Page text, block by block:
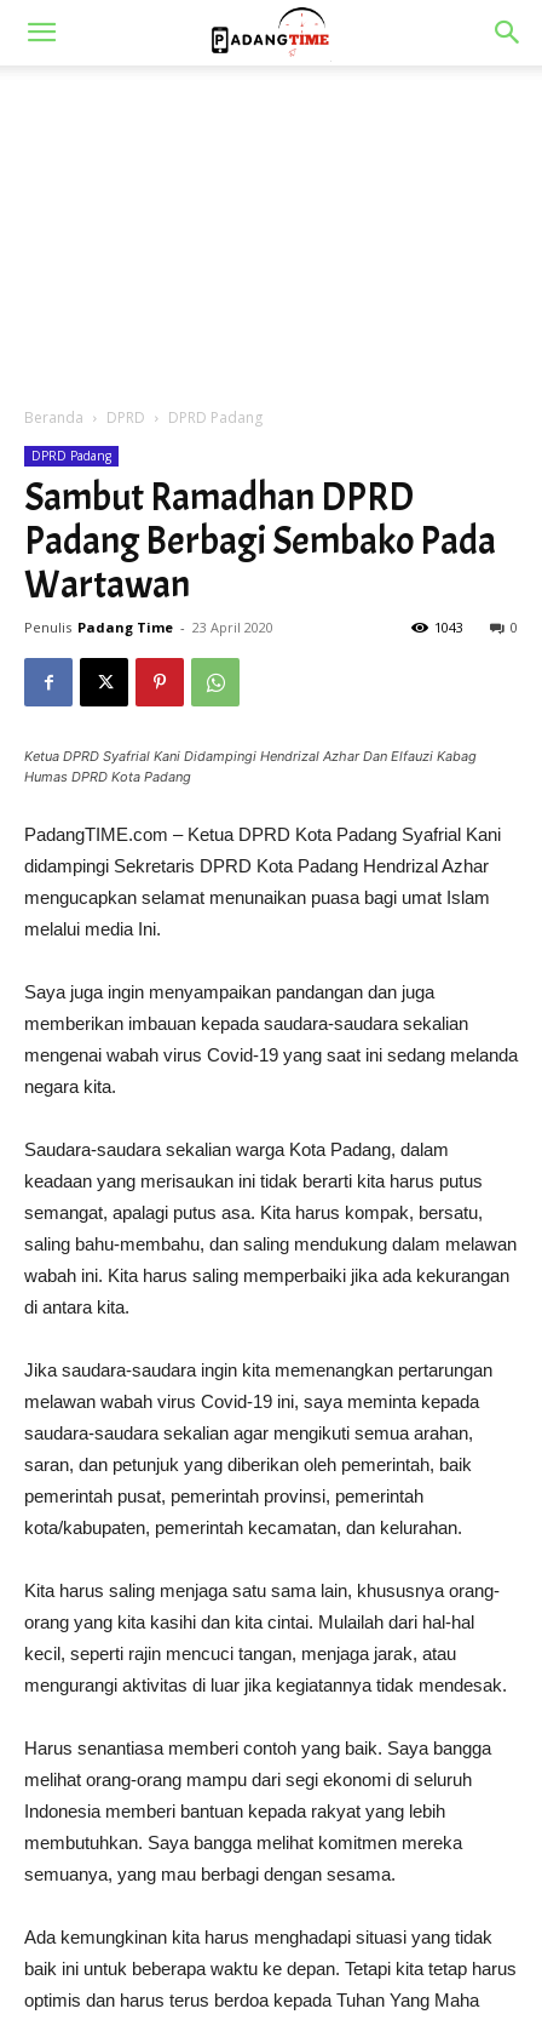
Beranda DPRD DPRD Padang
DPRD Padang
Sambut Ramadhan DPRD
Padang Berbagi Sembako Pada
Wartawan
Penulis Padang Time - 23 April 2020 0
1043
Ketua DPRD Syafrial Kani Didampingi Hendrizal Azhar Dan Elfauzi Kabag
Humas DPRD Kota Padang
PadangTIME.com – Ketua DPRD Kota Padang Syafrial Kani
didampingi Sekretaris DPRD Kota Padang Hendrizal Azhar
mengucapkan selamat menunaikan puasa bagi umat Islam
melalui media Ini.
Saya juga ingin menyampaikan pandangan dan juga
memberikan imbauan kepada saudara-saudara sekalian
mengenai wabah virus Covid-19 yang saat ini sedang melanda
negara kita.
Saudara-saudara sekalian warga Kota Padang, dalam
keadaan yang merisaukan ini tidak berarti kita harus putus
semangat, apalagi putus asa. Kita harus kompak, bersatu,
saling bahu-membahu, dan saling mendukung dalam melawan
wabah ini. Kita harus saling memperbaiki jika ada kekurangan
di antara kita.
Jika saudara-saudara ingin kita memenangkan pertarungan
melawan wabah virus Covid-19 ini, saya meminta kepada
saudara-saudara sekalian agar mengikuti semua arahan,
saran, dan petunjuk yang diberikan oleh pemerintah, baik
pemerintah pusat, pemerintah provinsi, pemerintah
kota/kabupaten, pemerintah kecamatan, dan kelurahan.
Kita harus saling menjaga satu sama lain, khususnya orang-
orang yang kita kasihi dan kita cintai. Mulailah dari hal-hal
kecil, seperti rajin mencuci tangan, menjaga jarak, atau
mengurangi aktivitas di luar jika kegiatannya tidak mendesak.
Harus senantiasa memberi contoh yang baik. Saya bangga
melihat orang-orang mampu dari segi ekonomi di seluruh
Indonesia memberi bantuan kepada rakyat yang lebih
membutuhkan. Saya bangga melihat komitmen mereka
semuanya, yang mau berbagi dengan sesama.
Ada kemungkinan kita harus menghadapi situasi yang tidak
baik ini untuk beberapa waktu ke depan. Tetapi kita tetap harus
optimis dan harus terus berdoa kepada Tuhan Yang Maha